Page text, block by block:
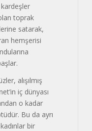
toprak
satarak,
hemşerisi
alışılmış
iç dünyası
o kadar
Bu da ayrı
bir